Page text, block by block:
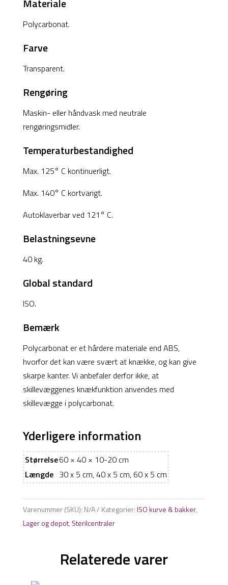
Materiale
Polycarbonat.
Farve
Transparent.
Rengøring
Maskin- eller håndvask med neutrale
rengøringsmidler.
Temperaturbestandighed
Max. 125° C kontinuerligt.
Max. 140° C kortvarigt.
Autoklaverbar ved 121° C.
Belastningsevne
40 kg.
Global standard
ISO.
Bemærk
Polycarbonat er et hårdere materiale end ABS,
hvorfor det kan være svært at knække, og kan give
skarpe kanter. Vi anbefaler derfor ikke, at
skillevæggenes knækfunktion anvendes med
skillevægge i polycarbonat.
Yderligere information
Størrelse60 × 40 × 10-20 cm
Længde 30 x 5 cm, 40 x 5 cm, 60 x 5 cm
Varenummer (SKU): N/A Kategorier:ISO kurve & bakker,
Lager og depot, Sterilcentraler
Relaterede varer